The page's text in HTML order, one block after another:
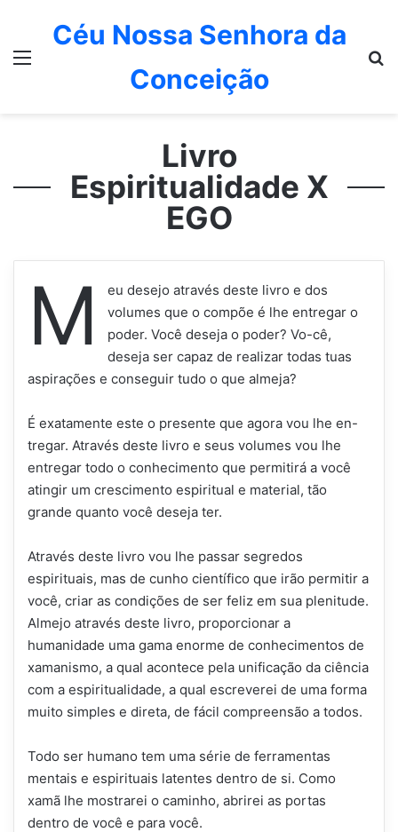
Céu Nossa Senhora da
Conceição
Livro
Espiritualidade X
EGO
M
eu desejo através deste livro e dos
volumes que o compõe é lhe entregar o
poder. Você deseja o poder? Vo-cê,
deseja ser capaz de realizar todas tuas
aspirações e conseguir tudo o que almeja?
É exatamente este o presente que agora vou lhe en-
tregar. Através deste livro e seus volumes vou lhe
entregar todo o conhecimento que permitirá a você
atingir um crescimento espiritual e material, tão
grande quanto você deseja ter.
Através deste livro vou lhe passar segredos
espirituais, mas de cunho científico que irão permitir a
você, criar as condições de ser feliz em sua plenitude.
Almejo através deste livro, proporcionar a
humanidade uma gama enorme de conhecimentos de
xamanismo, a qual acontece pela unificação da ciência
com a espiritualidade, a qual escreverei de uma forma
muito simples e direta, de fácil compreensão a todos.
Todo ser humano tem uma série de ferramentas
mentais e espirituais latentes dentro de si. Como
xamã lhe mostrarei o caminho, abrirei as portas
dentro de você e para você.